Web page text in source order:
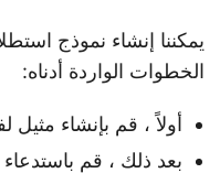
يمكننا إنشاء نموذج
الخطوات الواردة أدناه:
أولاً ، قم بإنشاء مثيل
بعد ذلك ، قم باستدعاء